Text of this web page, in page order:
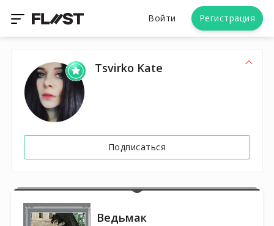
Войти Регистрация
Tsvirko Kate
Подписаться
Ведьмак